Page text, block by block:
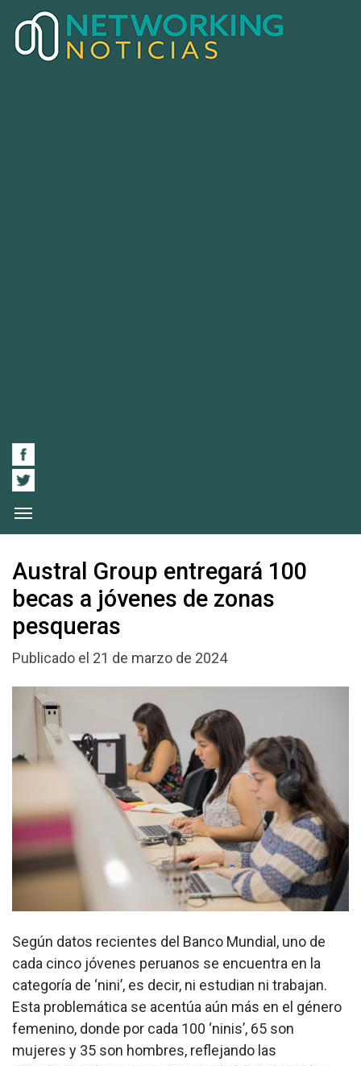
Austral Group entregará 100
becas a jóvenes de zonas
pesqueras
Publicado el 21 de marzo de 2024
Según datos recientes del Banco Mundial, uno de
cada cinco jóvenes peruanos se encuentra en la
categoría de ‘nini’, es decir, ni estudian ni trabajan.
Esta problemática se acentúa aún más en el género
femenino, donde por cada 100 ‘ninis’, 65 son
mujeres y 35 son hombres, reflejando las